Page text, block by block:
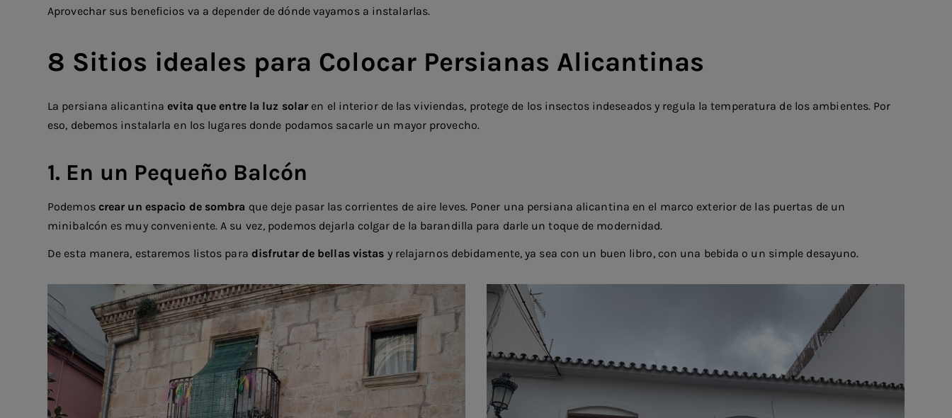
Aprovechar sus beneficios va a depender de dónde vayamos a instalarlas.
8 Sitios ideales para Colocar Persianas Alicantinas
La persiana alicantinaevita que entre la luz solar en el interior de las viviendas, protege de los insectos indeseados y regula la temperatura de los ambientes. Por
eso, debemos instalarla en los lugares donde podamos sacarle un mayor provecho.
1. En un Pequeño Balcón
Podemoscrear un espacio de sombra que deje pasar las corrientes de aire leves. Poner una persiana alicantina en el marco exterior de las puertas de un
minibalcón es muy conveniente. A su vez, podemos dejarla colgar de la barandilla para darle un toque de modernidad.
De esta manera, estaremos listos para disfrutar de bellas vistas y relajarnos debidamente, ya sea con un buen libro, con una bebida o un simple desayuno.